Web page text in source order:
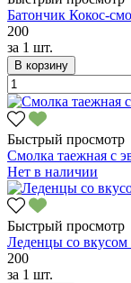
Батончик Кокос-
200
за 1 шт.
В корзину
Быстрый просмотр
Смолка таежная с
Нет в наличии
Быстрый просмотр
Леденцы со
200
за 1 шт.